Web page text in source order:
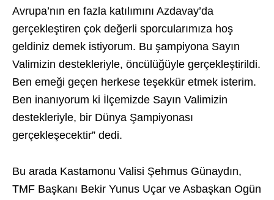
Avrupa’nın en fazla katılımını Azdavay’da
gerçekleştiren çok değerli sporcularımıza hoş
geldiniz demek istiyorum. Bu şampiyona Sayın
Valimizin destekleriyle, öncülüğüyle gerçekleştirildi.
Ben emeği geçen herkese teşekkür etmek isterim.
Ben inanıyorum ki İlçemizde Sayın Valimizin
destekleriyle, bir Dünya Şampiyonası
gerçekleşecektir” dedi.
Bu arada Kastamonu Valisi Şehmus Günaydın,
TMF Başkanı Bekir Yunus Uçar ve Asbaşkan Ogün